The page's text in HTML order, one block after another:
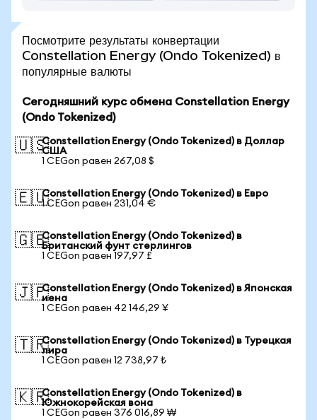
Посмотрите результаты конвертации
Constellation Energy (Ondo Tokenized) в
популярные валюты
Сегодняшний курс обмена Constellation Energy
(Ondo Tokenized)
🇺🇸Constellation Energy (Ondo Tokenized) в Доллар
США
1 CEGon равен 267,08 $
🇪🇺Constellation Energy (Ondo Tokenized) в Евро
1 CEGon равен 231,04 €
🇬🇧Constellation Energy (Ondo Tokenized) в
Британский фунт стерлингов
1 CEGon равен 197,97 £
🇯🇵Constellation Energy (Ondo Tokenized) в Японская
иена
1 CEGon равен 42 146,29 ¥
🇹🇷Constellation Energy (Ondo Tokenized) в Турецкая
лира
1 CEGon равен 12 738,97 ₺
🇰🇷Constellation Energy (Ondo Tokenized) в
Южнокорейская вона
1 CEGon равен 376 016,89 ₩